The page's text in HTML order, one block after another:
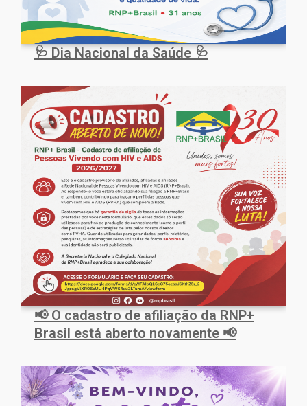
🩺 Dia Nacional da Saúde 🩺
📢 O cadastro de afiliação da RNP+
Brasil está aberto novamente 📢